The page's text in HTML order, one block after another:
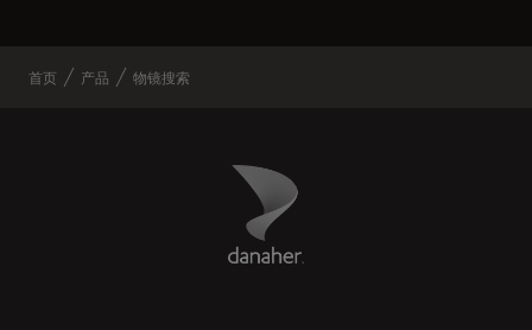
首页 产品 物镜搜索
Danaher Logo